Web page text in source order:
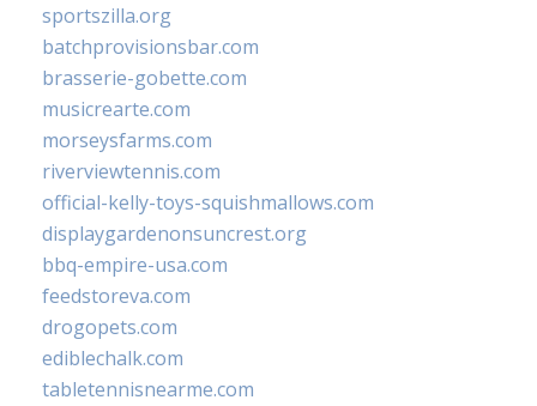
sportszilla.org
batchprovisionsbar.com
brasserie-gobette.com
musicrearte.com
morseysfarms.com
riverviewtennis.com
official-kelly-toys-squishmallows.com
displaygardenonsuncrest.org
bbq-empire-usa.com
feedstoreva.com
drogopets.com
ediblechalk.com
tabletennisnearme.com